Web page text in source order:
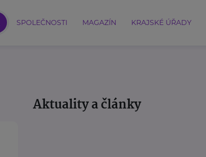
SPOLEČNOSTI MAGAZÍN KRAJSKÉ ÚŘADY
Aktuality a články